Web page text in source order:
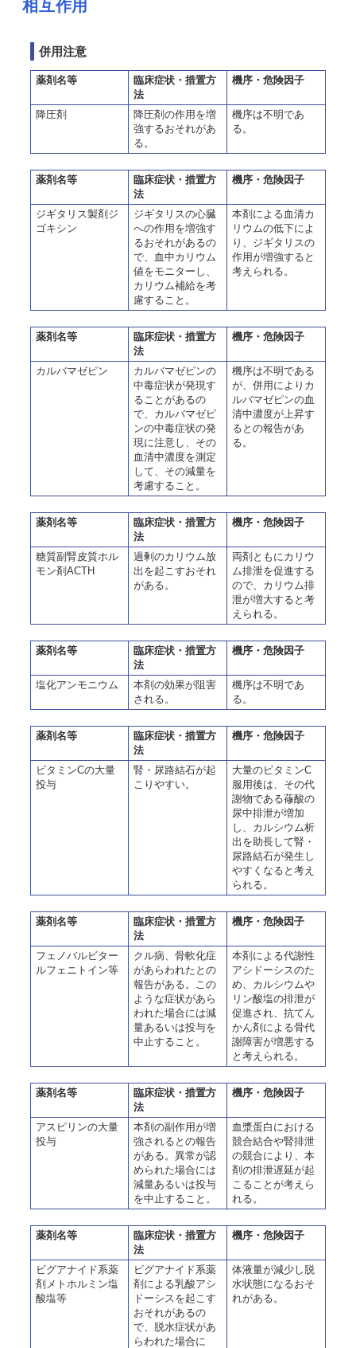
相互作用
併用注意
薬剤名等
臨床症状・措置方
法
機序・危険因子
降圧剤
降圧剤の作用を増
強するおそれがあ
る。
機序は不明であ
る。
薬剤名等
臨床症状・措置方
法
機序・危険因子
ジギタリス製剤ジ
ゴキシン
ジギタリスの心臓
への作用を増強す
るおそれがあるの
で、血中カリウム
値をモニターし、
カリウム補給を考
慮すること。
本剤による血清カ
リウムの低下によ
り、ジギタリスの
作用が増強すると
考えられる。
薬剤名等
臨床症状・措置方
法
機序・危険因子
カルバマゼピン
カルバマゼピンの
中毒症状が発現す
ることがあるの
で、カルバマゼピ
ンの中毒症状の発
現に注意し、その
血清中濃度を測定
して、その減量を
考慮すること。
機序は不明である
が、併用によりカ
ルバマゼピンの血
清中濃度が上昇す
るとの報告があ
る。
薬剤名等
臨床症状・措置方
法
機序・危険因子
糖質副腎皮質ホル
モン剤ACTH
過剰のカリウム放
出を起こすおそれ
がある。
両剤ともにカリウ
ム排泄を促進する
ので、カリウム排
泄が増大すると考
えられる。
薬剤名等
臨床症状・措置方
法
機序・危険因子
塩化アンモニウム
本剤の効果が阻害
される。
機序は不明であ
る。
薬剤名等
臨床症状・措置方
法
機序・危険因子
ビタミンCの大量
投与
腎・尿路結石が起
こりやすい。
大量のビタミンC
服用後は、その代
謝物である蓚酸の
尿中排泄が増加
し、カルシウム析
出を助長して腎・
尿路結石が発生し
やすくなると考え
られる。
薬剤名等
臨床症状・措置方
法
機序・危険因子
フェノバルビター
ルフェニトイン等
クル病、骨軟化症
があらわれたとの
報告がある。この
ような症状があら
われた場合には減
量あるいは投与を
中止すること。
本剤による代謝性
アシドーシスのた
め、カルシウムや
リン酸塩の排泄が
促進され、抗てん
かん剤による骨代
謝障害が増悪する
と考えられる。
薬剤名等
臨床症状・措置方
法
機序・危険因子
アスピリンの大量
投与
本剤の副作用が増
強されるとの報告
がある。異常が認
められた場合には
減量あるいは投与
を中止すること。
血漿蛋白における
競合結合や腎排泄
の競合により、本
剤の排泄遅延が起
こることが考えら
れる。
薬剤名等
臨床症状・措置方
法
機序・危険因子
ビグアナイド系薬
剤メトホルミン塩
酸塩等
ビグアナイド系薬
剤による乳酸アシ
ドーシスを起こす
おそれがあるの
で、脱水症状があ
らわれた場合に
体液量が減少し脱
水状態になるおそ
れがある。